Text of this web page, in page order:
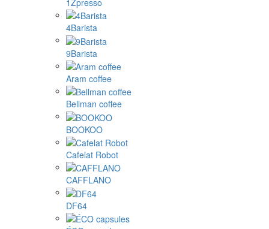
1Zpresso
4Barista
9Barista
Aram coffee
Bellman coffee
BOOKOO
Cafelat Robot
CAFFLANO
DF64